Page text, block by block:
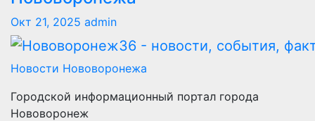
Окт 21, 2025 admin
Новости Нововоронежа
Городской информационный портал города
Нововоронеж